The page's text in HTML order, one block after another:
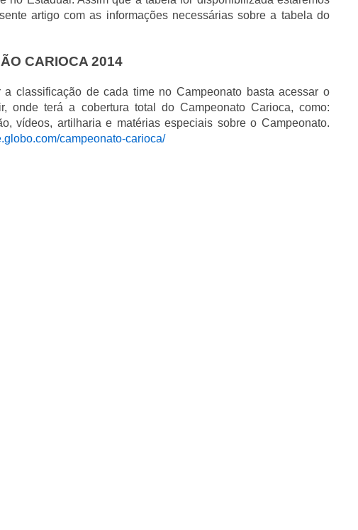
artigo com as informações necessárias sobre a tabela do
CARIOCA 2014
a classificação de cada time no Campeonato basta acessar o
onde terá a cobertura total do Campeonato Carioca, como:
vídeos, artilharia e matérias especiais sobre o Campeonato.
campeonato-carioca/